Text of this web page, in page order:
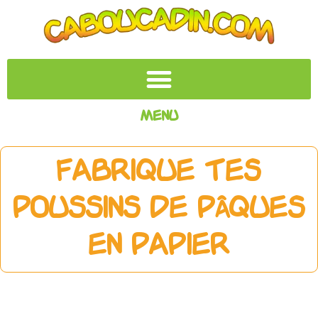
Menu
Fabrique tes
Poussins de Pâques
en Papier